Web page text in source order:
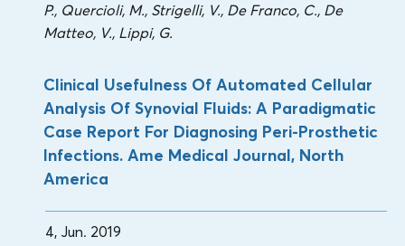
P., Quercioli, M., Strigelli, V., De Franco, C., De
Matteo, V., Lippi, G.
Clinical Usefulness Of Automated Cellular
Analysis Of Synovial Fluids: A Paradigmatic
Case Report For Diagnosing Peri-Prosthetic
Infections. Ame Medical Journal, North
America
4, Jun. 2019